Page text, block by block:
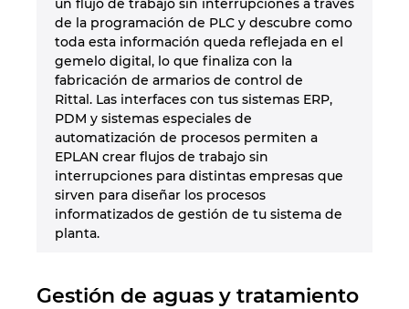
un flujo de trabajo sin interrupciones a través
de la programación de PLC y descubre como
toda esta información queda reflejada en el
gemelo digital, lo que finaliza con la
fabricación de armarios de control de
Rittal. Las interfaces con tus sistemas ERP,
PDM y sistemas especiales de
automatización de procesos permiten a
EPLAN crear flujos de trabajo sin
interrupciones para distintas empresas que
sirven para diseñar los procesos
informatizados de gestión de tu sistema de
planta.
Gestión de aguas y tratamiento